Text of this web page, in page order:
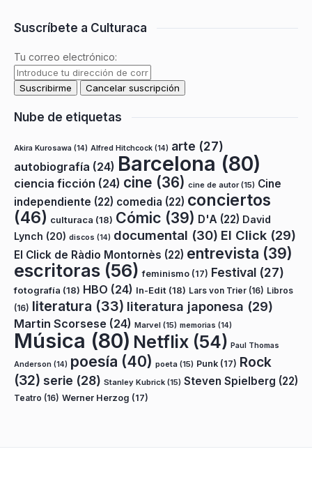
Suscríbete a Culturaca
Tu correo electrónico:
Nube de etiquetas
Akira Kurosawa (14) Alfred Hitchcock (14) arte (27)
autobiografía (24) Barcelona (80)
ciencia ficción (24) cine (36) cine de autor(15) Cine
independiente (22) comedia (22) conciertos
(46) culturaca (18) Cómic (39) D'A (22) David
Lynch (20) discos (14) documental (30) El Click (29)
El Click de Ràdio Montornès (22) entrevista (39)
escritoras (56) feminismo (17) Festival (27)
fotografía (18) HBO (24) In-Edit (18) Lars von Trier (16) Libros
(16) literatura (33) literatura japonesa (29)
Martin Scorsese (24) Marvel (15) memorias (14)
Música (80) Netflix (54) Paul Thomas
Anderson (14) poesía (40) poeta (15) Punk (17) Rock
(32) serie (28) Stanley Kubrick (15) Steven Spielberg (22)
Teatro (16) Werner Herzog (17)